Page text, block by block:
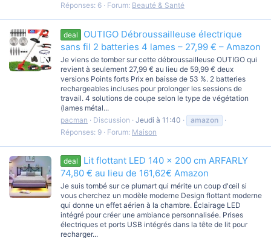
Réponses: 6
Forum: Beauté & Santé
deal
OUTIGO Débroussailleuse électrique
sans fil 2 batteries 4 lames – 27,99 € – Amazon
Je viens de tomber sur cette débroussailleuse OUTIGO qui
revient à seulement 27,99 € au lieu de 59,99 € deux
versions Points forts Prix en baisse de 53 %. 2 batteries
rechargeables incluses pour prolonger les sessions de
travail. 4 solutions de coupe selon le type de végétation
(lames métal...
pacman
Discussion Jeudi à 11:40
amazon
Réponses: 9
Forum: Maison
deal
Lit flottant LED 140 x 200 cm ARFARLY
74,80 € au lieu de 161,62€ Amazon
Je suis tombé sur ce plumart qui mérite un coup d'œil si
vous cherchez un modèle moderne Design flottant moderne
qui donne un effet aérien à la chambre. Éclairage LED
intégré pour créer une ambiance personnalisée. Prises
électriques et ports USB intégrés dans la tête de lit pour
recharger...